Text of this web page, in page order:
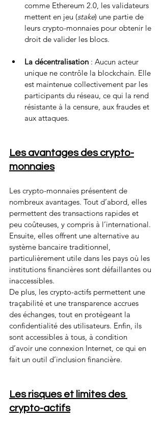
comme Ethereum 2.0, les validateurs
mettent en jeu (stake) une partie de
leurs crypto-monnaies pour obtenir le
droit de valider les blocs.
La décentralisation : Aucun acteur
unique ne contrôle la blockchain. Elle
est maintenue collectivement par les
participants du réseau, ce qui la rend
résistante à la censure, aux fraudes et
aux attaques.
Les avantages des crypto-
monnaies
Les crypto-monnaies présentent de
nombreux avantages. Tout d’abord, elles
permettent des transactions rapides et
peu coûteuses, y compris à l’international.
Ensuite, elles offrent une alternative au
système bancaire traditionnel,
particulièrement utile dans les pays où les
institutions financières sont défaillantes ou
inaccessibles.
De plus, les crypto-actifs permettent une
traçabilité et une transparence accrues
des échanges, tout en protégeant la
confidentialité des utilisateurs. Enfin, ils
sont accessibles à tous, à condition
d’avoir une connexion Internet, ce qui en
fait un outil d’inclusion financière.
Les risques et limites des
crypto-actifs